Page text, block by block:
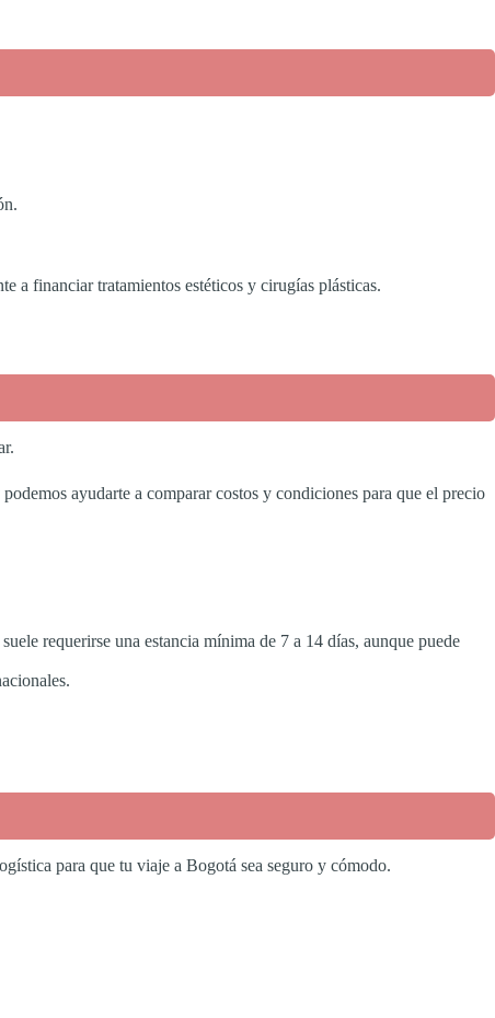
a financiar tratamientos estéticos y cirugías plásticas.
podemos ayudarte a comparar costos y condiciones para que el precio
requerirse una estancia mínima de 7 a 14 días, aunque puede
para que tu viaje a Bogotá sea seguro y cómodo.